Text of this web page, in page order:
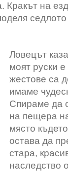
Кракът на
Ловецът
моят руски
жестове са
имаме
Спираме да
на пещера
място
остава да
стара,
наследство